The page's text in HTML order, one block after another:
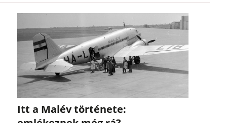
Itt a Malév története: